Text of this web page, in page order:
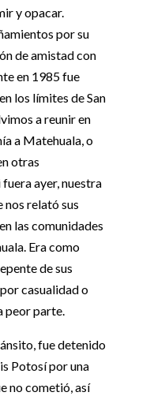
y opacar.
por su
de amistad con
en 1985 fue
los límites de San
a reunir en
a Matehuala, o
otras
ayer, nuestra
nos relató sus
las comunidades
Era como
de sus
casualidad o
peor parte.
fue detenido
Potosí por una
no cometió, así